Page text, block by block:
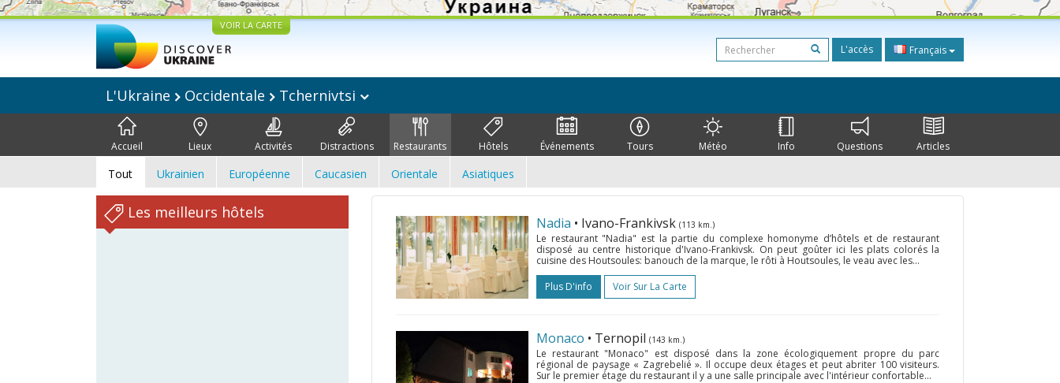
VOIR LA CARTE
L'accès Français
L'Ukraine Occidentale Tchernivtsi
Accueil Lieux Activités Distractions Restaurants Hôtels Événements Tours Météo Info Questions Articles
Tout Ukrainien Européenne Caucasien Orientale Asiatiques
Les meilleurs hôtels
Nadia • Ivano-Frankivsk (113 km.)
Le restaurant "Nadia" est la partie du complexe homonyme d’hôtels et de restaurant
disposé au centre historique d'Ivano-Frankivsk. On peut goûter ici les plats colorés la
cuisine des Houtsoules: banouch de la marque, le rôti à Houtsoules, le veau avec les...
Plus D'info
Voir Sur La Carte
Monaco • Ternopil (143 km.)
Le restaurant "Monaco" est disposé dans la zone écologiquement propre du parc
régional de paysage « Zagrebelié ». Il occupe deux étages et peut abriter 100 visiteurs.
Sur le premier étage du restaurant il y a une salle principale avec l'intérieur confortable...